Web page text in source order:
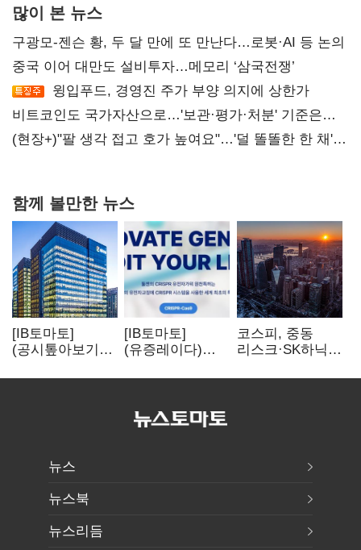
많이 본 뉴스
구광모-젠슨 황, 두 달 만에 또 만난다…로봇·AI 등 논의
중국 이어 대만도 설비투자…메모리 ‘삼국전쟁’
윙입푸드, 경영진 주가 부양 의지에 상한가
비트코인도 국가자산으로…'보관·평가·처분' 기준은
숙제
(현장+)"팔 생각 접고 호가 높여요"…'덜 똘똘한 한 채'
함께 볼만한 뉴스
[IB토마토]
(공시톺아보기)
바로 매출로
[IB토마토]
(유증레이다)
3분의 1 토막…
비용부터 챙긴다
코스피, 중동
리스크·SK하닉
뒷걸음
뉴스
뉴스북
뉴스리듬